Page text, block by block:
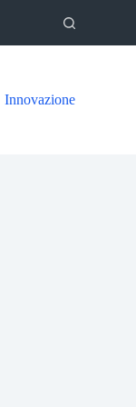
Innovazione